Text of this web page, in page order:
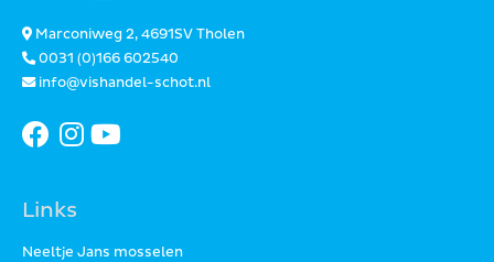
Marconiweg 2, 4691SV Tholen
0031 (0)166 602540
info@vishandel-schot.nl
Links
Neeltje Jans mosselen